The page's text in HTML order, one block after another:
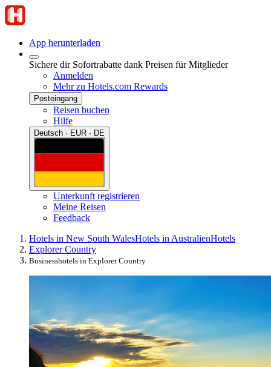
App herunterladen
Sichere dir Sofortrabatte dank Preisen für Mitglieder
Anmelden
Mehr zu Hotels.com Rewards
Posteingang
Reisen buchen
Hilfe
Deutsch · EUR · DE
Unterkunft registrieren
Meine Reisen
Feedback
Hotels in New South WalesHotels in AustralienHotels
Explorer Country
Businesshotels in Explorer Country